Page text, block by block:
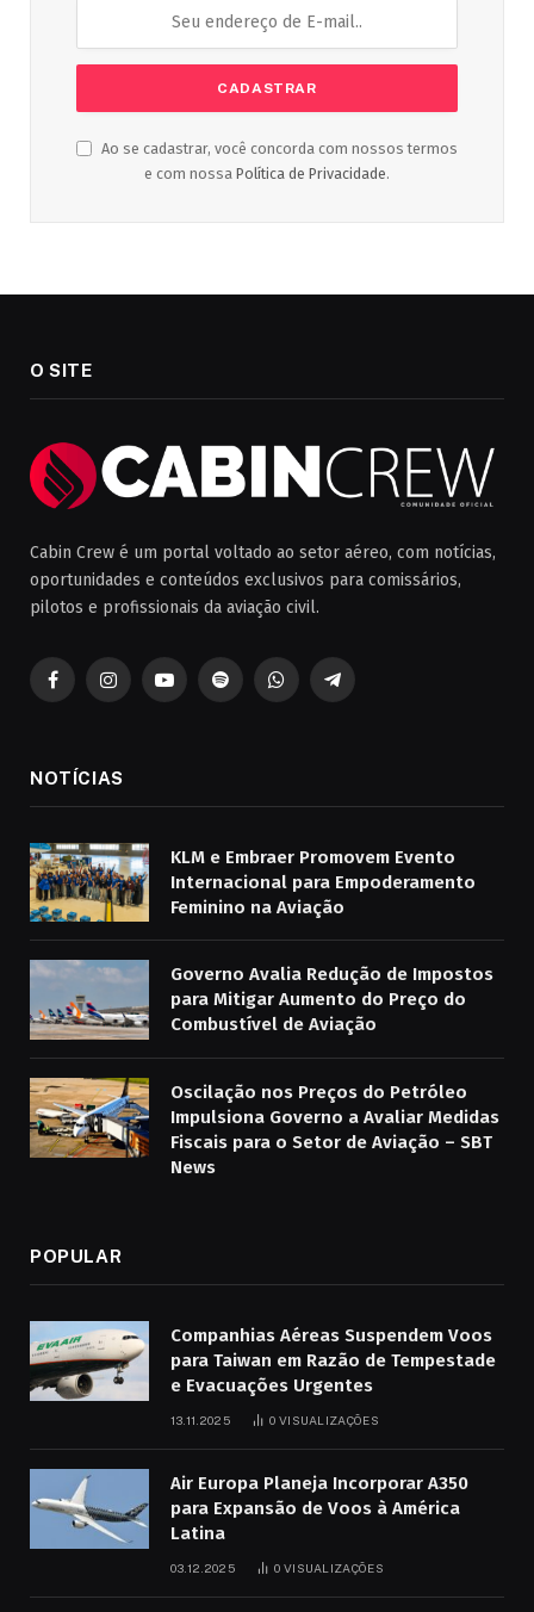
Ao se cadastrar, você concorda com nossos termos
e com nossa Política de Privacidade.
O SITE
Cabin Crew é um portal voltado ao setor aéreo, com notícias,
oportunidades e conteúdos exclusivos para comissários,
pilotos e profissionais da aviação civil.
FacebookInstagramYouTubeSpotifyWhatsAppTelegrama
NOTÍCIAS
KLM e Embraer Promovem Evento
Internacional para Empoderamento
Feminino na Aviação
Governo Avalia Redução de Impostos
para Mitigar Aumento do Preço do
Combustível de Aviação
Oscilação nos Preços do Petróleo
Impulsiona Governo a Avaliar Medidas
Fiscais para o Setor de Aviação – SBT
News
POPULAR
Companhias Aéreas Suspendem Voos
para Taiwan em Razão de Tempestade
e Evacuações Urgentes
13.11.2025 0 VISUALIZAÇÕES
Air Europa Planeja Incorporar A350
para Expansão de Voos à América
Latina
03.12.2025 0 VISUALIZAÇÕES